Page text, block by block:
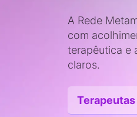
A Rede
com
terapêutica e
claros.
Terapeutas